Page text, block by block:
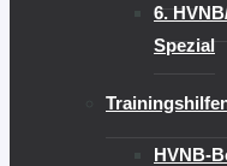
6.
Spezial
HVNB-